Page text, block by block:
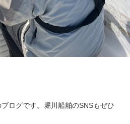
ログです。堀川船舶のSNSもぜひ